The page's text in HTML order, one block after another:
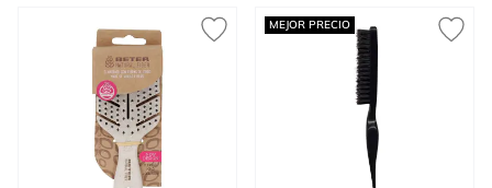
MEJOR PRECIO